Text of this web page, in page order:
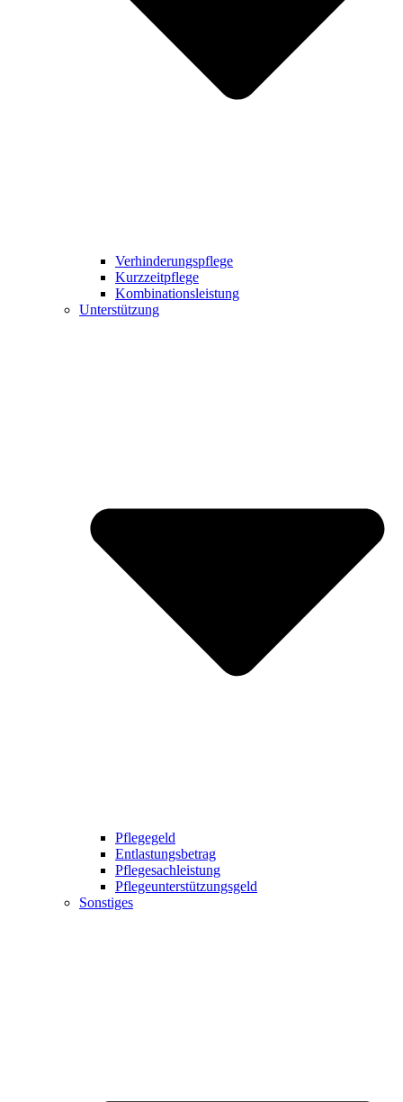
Verhinderungspflege
Kurzzeitpflege
Kombinationsleistung
Unterstützung
Pflegegeld
Entlastungsbetrag
Pflegesachleistung
Pflegeunterstützungsgeld
Sonstiges